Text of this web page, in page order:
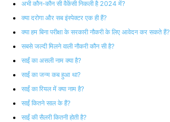
अभी कौन-कौन सी वैकेंसी निकली है 2024 में?
क्या दरोगा और सब इंस्पेक्टर एक ही हैं?
क्या हम बिना परीक्षा के सरकारी नौकरी के लिए आवेदन कर सकते हैं?
सबसे जल्दी मिलने वाली नौकरी कौन सी है?
साईं का असली नाम क्या है?
साईं का जन्म कब हुआ था?
साईं का रियल में क्या नाम है?
साईं कितने साल के हैं?
साईं की सैलरी कितनी होती है?